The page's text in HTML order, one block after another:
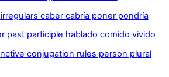
caber cabría poner pondría
past participle hablado comido vivido
conjugation rules person plural